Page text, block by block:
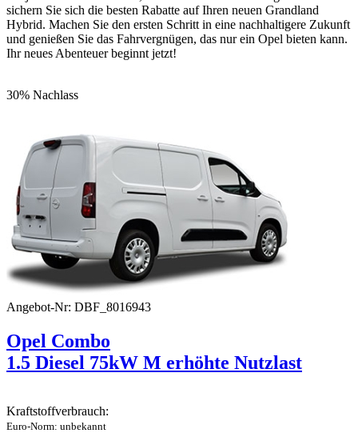
sichern Sie sich die besten Rabatte auf Ihren neuen Grandland
Hybrid. Machen Sie den ersten Schritt in eine nachhaltigere Zukunft
und genießen Sie das Fahrvergnügen, das nur ein Opel bieten kann.
Ihr neues Abenteuer beginnt jetzt!
30% Nachlass
Angebot-Nr: DBF_8016943
Opel Combo
1.5 Diesel 75kW M erhöhte Nutzlast
Kraftstoffverbrauch:
Euro-Norm: unbekannt